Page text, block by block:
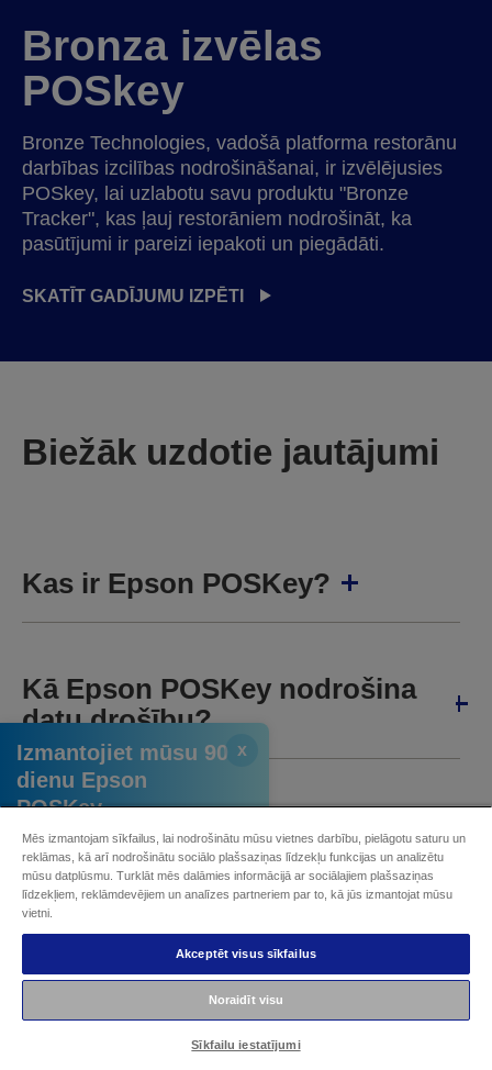
Bronza izvēlas
POSkey
Bronze Technologies, vadošā platforma restorānu
darbības izcilības nodrošināšanai, ir izvēlējusies
POSkey, lai uzlabotu savu produktu "Bronze
Tracker", kas ļauj restorāniem nodrošināt, ka
pasūtījumi ir pareizi iepakoti un piegādāti.
SKATĪT GADĪJUMU IZPĒTI
Biežāk uzdotie jautājumi
Kas ir Epson POSKey?
Kā Epson POSKey nodrošina
datu drošību?
Vai varu integrēt Epson
POSKey savā esošajā POS
sistēmā?
Kādus drukas pakalpojumus
atbalsta Epson POSKey?
x
Izmantojiet mūsu 90
dienu Epson
POSKey
izmēģinājuma
versiju
Reģistrējieties 90
dienu izmēģinājumam
Mēs izmantojam sīkfailus, lai nodrošinātu mūsu vietnes darbību, pielāgotu saturu un
reklāmas, kā arī nodrošinātu sociālo plašsaziņas līdzekļu funkcijas un analizētu
mūsu datplūsmu. Turklāt mēs dalāmies informācijā ar sociālajiem plašsaziņas
līdzekļiem, reklāmdevējiem un analīzes partneriem par to, kā jūs izmantojat mūsu
vietni.
Akceptēt visus sīkfailus
Noraidīt visu
Sīkfailu iestatījumi